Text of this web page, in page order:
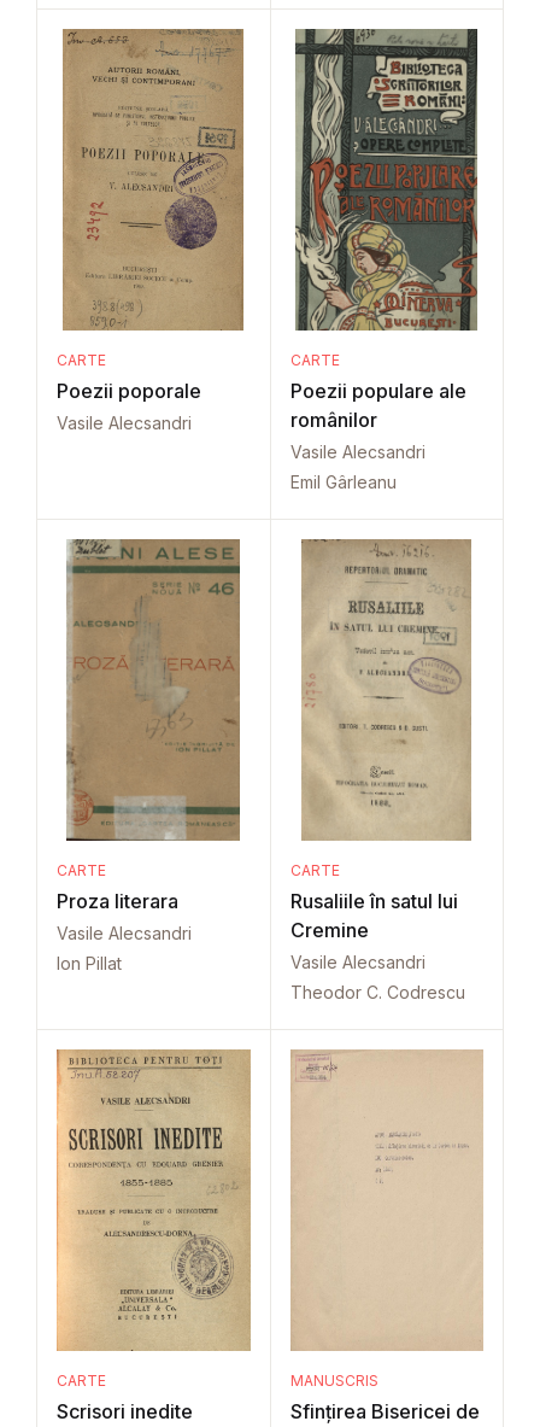
CARTE
Poezii poporale
Vasile Alecsandri
CARTE
Poezii populare ale
românilor
Vasile Alecsandri
Emil Gârleanu
CARTE
Proza literara
Vasile Alecsandri
Ion Pillat
CARTE
Rusaliile în satul lui
Cremine
Vasile Alecsandri
Theodor C. Codrescu
CARTE
Scrisori inedite
MANUSCRIS
Sfințirea Bisericei de